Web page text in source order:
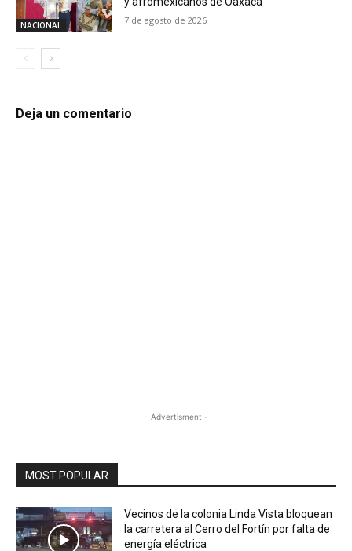
NACIONAL 7 de agosto de 2026
Deja un comentario
- Advertisment -
MOST POPULAR
Vecinos de la colonia Linda Vista bloquean
la carretera al Cerro del Fortín por falta de
energía eléctrica